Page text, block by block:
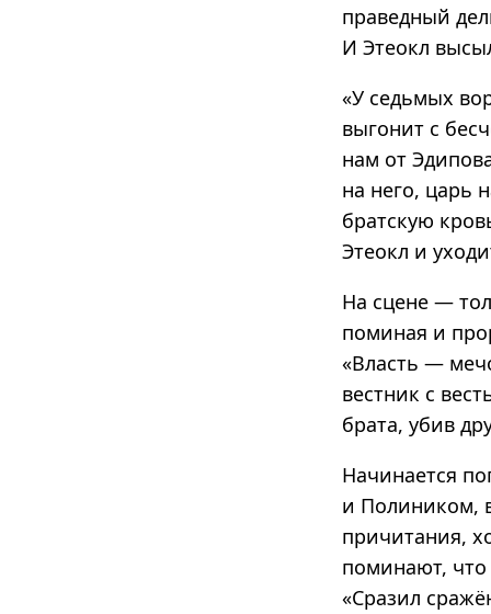
праведный
И Этеокл
«У седьмых
выгонит с
нам от
на него, царь
братскую
Этеокл и
На сцене —
поминая и
«Власть —
вестник с
брата, убив
Начинается
и Полиником,
причитания,
поминают,
«Сразил